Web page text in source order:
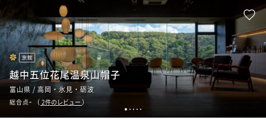
1 2 3 4 5
旅館
越中五位花尾温泉山帽子
富山県 / 高岡・氷見・砺波
総合点- （ 2件のレビュー ）